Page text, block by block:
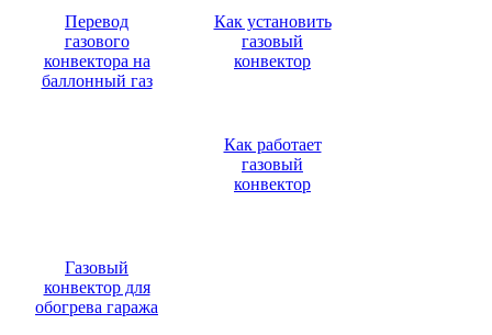
Перевод
газового
конвектора на
баллонный газ
Как установить
газовый
конвектор
Как работает
газовый
конвектор
Газовый
конвектор для
обогрева гаража